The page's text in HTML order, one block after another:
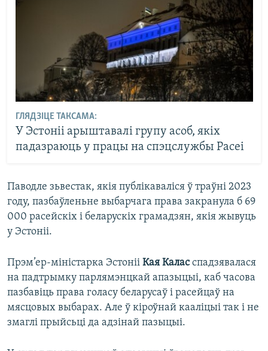
ГЛЯДЗІЦЕ ТАКСАМА:
У Эстоніі арыштавалі групу асоб, якіх
падазраюць у працы на спэцслужбы Расеі
Паводле зьвестак, якія публікаваліся ў траўні 2023
году, пазбаўленьне выбарчага права закранула б 69
000 расейскіх і беларускіх грамадзян, якія жывуць
у Эстоніі.
Прэм’ер-міністарка Эстоніі Кая Каласспадзявалася
на падтрымку парлямэнцкай апазыцыі, каб часова
пазбавіць права голасу беларусаў і расейцаў на
мясцовых выбарах. Але ў кіроўнай кааліцыі так і не
змаглі прыйсьці да адзінай пазыцыі.